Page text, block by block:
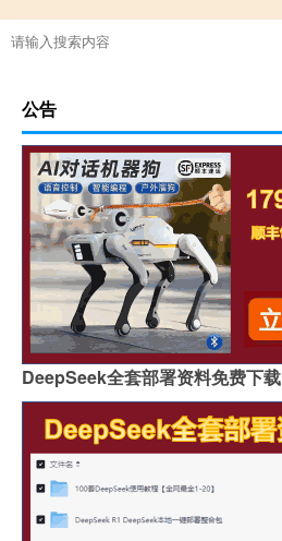
公告
DeepSeek全套部署资料免费下载